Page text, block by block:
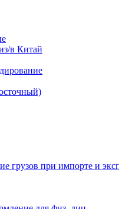
в Китай
грузов при импорте и